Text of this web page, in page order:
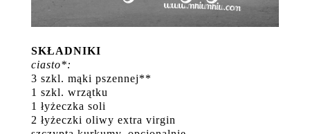
SKŁADNIKI
ciasto*:
3 szkl. mąki pszennej**
1 szkl. wrzątku
1 łyżeczka soli
2 łyżeczki oliwy extra virgin